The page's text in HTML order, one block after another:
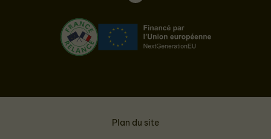
Plan du site